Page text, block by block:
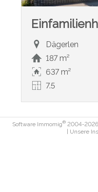
Dägerlen
187 m²
637 m²
7.5
Software Immomig® 2004-
| Unsere